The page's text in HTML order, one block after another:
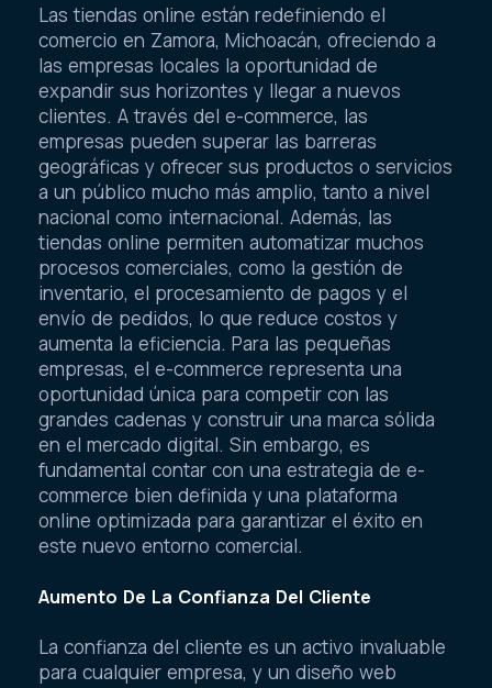
Las tiendas online están redefiniendo el
comercio en Zamora, Michoacán, ofreciendo a
las empresas locales la oportunidad de
expandir sus horizontes y llegar a nuevos
clientes. A través del e-commerce, las
empresas pueden superar las barreras
geográficas y ofrecer sus productos o servicios
a un público mucho más amplio, tanto a nivel
nacional como internacional. Además, las
tiendas online permiten automatizar muchos
procesos comerciales, como la gestión de
inventario, el procesamiento de pagos y el
envío de pedidos, lo que reduce costos y
aumenta la eficiencia. Para las pequeñas
empresas, el e-commerce representa una
oportunidad única para competir con las
grandes cadenas y construir una marca sólida
en el mercado digital. Sin embargo, es
fundamental contar con una estrategia de e-
commerce bien definida y una plataforma
online optimizada para garantizar el éxito en
este nuevo entorno comercial.
Aumento De La Confianza Del Cliente
La confianza del cliente es un activo invaluable
para cualquier empresa, y un diseño web